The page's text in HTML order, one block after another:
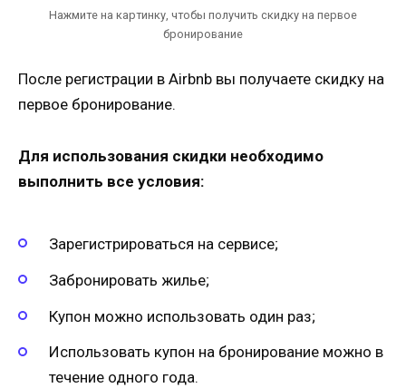
Нажмите на картинку, чтобы получить скидку на первое
бронирование
После регистрации в Airbnb вы получаете скидку на
первое бронирование.
Для использования скидки необходимо
выполнить все условия:
Зарегистрироваться на сервисе;
Забронировать жилье;
Купон можно использовать один раз;
Использовать купон на бронирование можно в
течение одного года.